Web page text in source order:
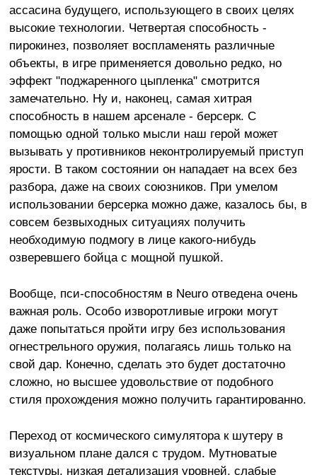
ассасина будущего, использующего в своих целях
высокие технологии. Четвертая способность -
пирокинез, позволяет воспламенять различные
объекты, в игре применяется довольно редко, но
эффект "поджаренного цыпленка" смотрится
замечательно. Ну и, наконец, самая хитрая
способность в нашем арсенале - берсерк. С
помощью одной только мысли наш герой может
вызывать у противников неконтролируемый приступ
ярости. В таком состоянии он нападает на всех без
разбора, даже на своих союзников. При умелом
использовании берсерка можно даже, казалось бы, в
совсем безвыходных ситуациях получить
необходимую подмогу в лице какого-нибудь
озверевшего бойца с мощной пушкой.
Вообще, пси-способностям в Neuro отведена очень
важная роль. Особо изворотливые игроки могут
даже попытаться пройти игру без использования
огнестрельного оружия, полагаясь лишь только на
свой дар. Конечно, сделать это будет достаточно
сложно, но высшее удовольствие от подобного
стиля прохождения можно получить гарантированно.
Переход от космического симулятора к шутеру в
визуальном плане дался с трудом. Мутноватые
текстуры, низкая детализация уровней, слабые